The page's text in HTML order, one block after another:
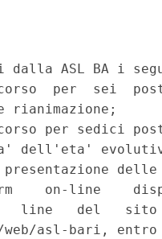
dalla ASL BA i
per  sei
rianimazione;
per sedici
dell'eta'
on-line
on   line   del
asl-bari,